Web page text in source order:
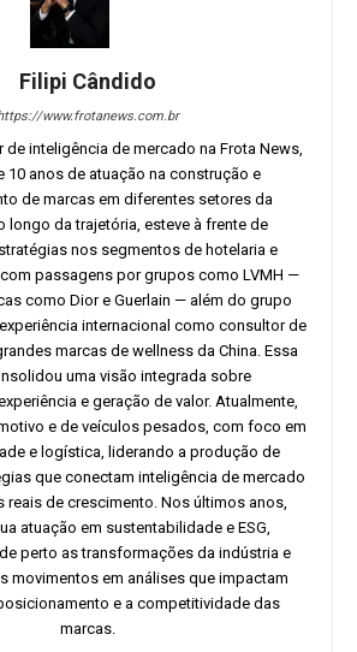
Filipi Cândido
www.frotanews.com.br
de inteligência de mercado na Frota News,
10 anos de atuação na construção e
de marcas em diferentes setores da
longo da trajetória, esteve à frente de
nos segmentos de hotelaria e
passagens por grupos como LVMH —
como Dior e Guerlain — além do grupo
internacional como consultor de
marcas de wellness da China. Essa
uma visão integrada sobre
e geração de valor. Atualmente,
e de veículos pesados, com foco em
e logística, liderando a produção de
que conectam inteligência de mercado
reais de crescimento. Nos últimos anos,
atuação em sustentabilidade e ESG,
perto as transformações da indústria e
movimentos em análises que impactam
e a competitividade das
marcas.